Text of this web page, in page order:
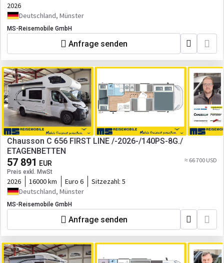
2026
Deutschland, Münster
MS-Reisemobile GmbH
Anfrage senden
Chausson C 656 FIRST LINE /-2026-/140PS-8G./
ETAGENBETTEN
57 891 EUR
Preis exkl. MwSt
≈ 66 700 USD
2026 16000 km Euro 6 Sitzezahl: 5
Deutschland, Münster
MS-Reisemobile GmbH
Anfrage senden